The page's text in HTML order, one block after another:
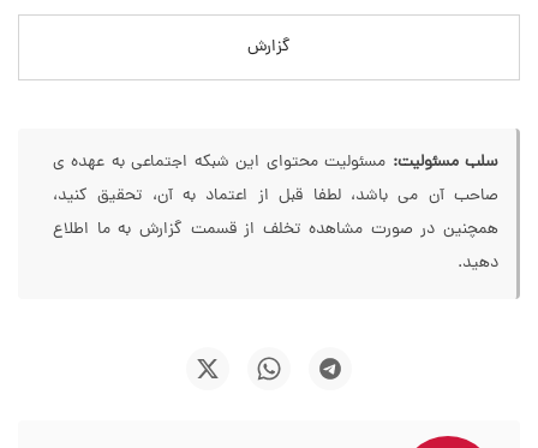
گزارش
سلب مسئولیت: مسئولیت محتوای این شبکه اجتماعی به عهده ی
صاحب آن می باشد، لطفا قبل از اعتماد به آن، تحقیق کنید،
همچنین در صورت مشاهده تخلف از قسمت گزارش به ما اطلاع
دهید.